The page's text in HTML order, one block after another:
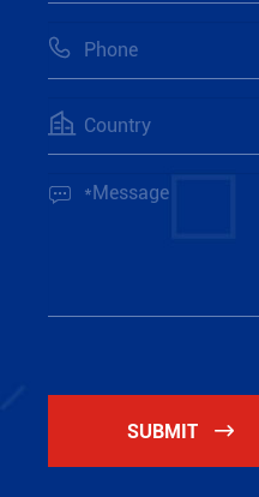



SUBMIT 